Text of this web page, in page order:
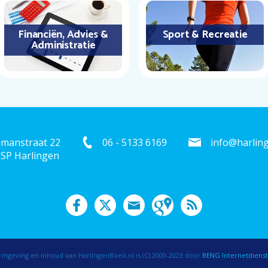
Financiën, Advies &
Administratie
Sport & Recreatie
22
Harlingen
06 - 5133 6169
en inhoud van HarlingenBoeit.nl is (C) 2000-2023 door BENG